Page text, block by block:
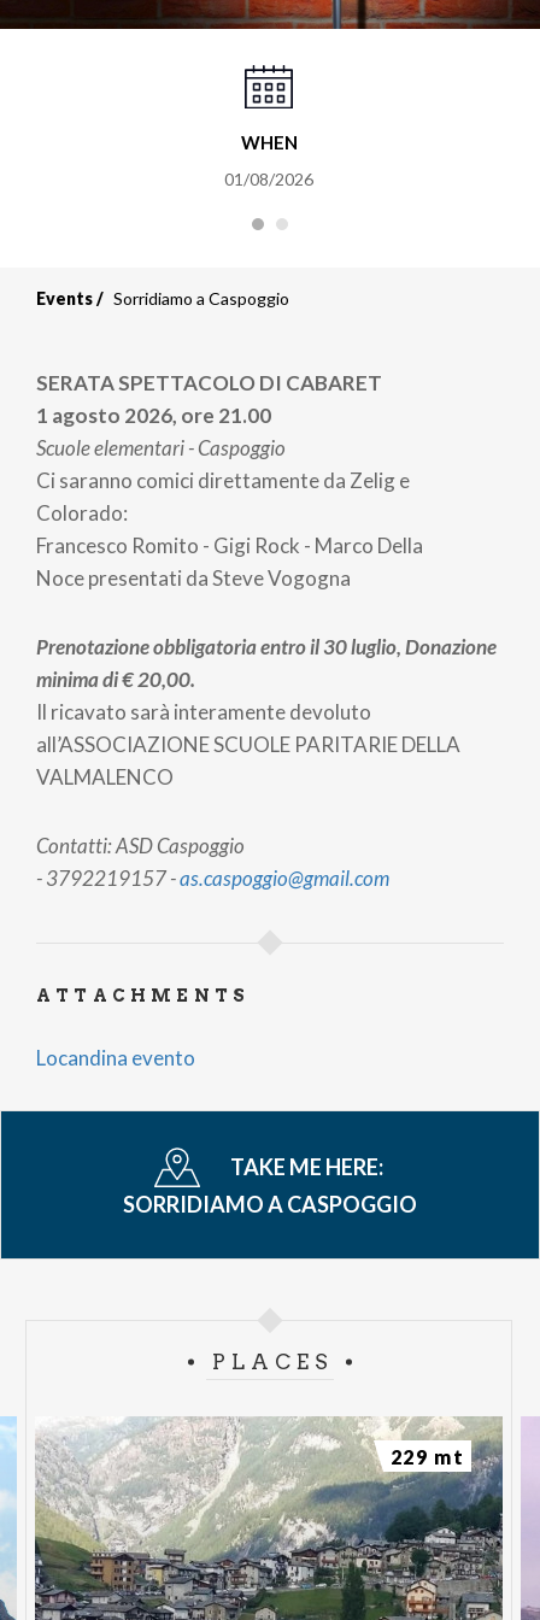
WHEN
01/08/2026
Events Sorridiamo a Caspoggio
SERATA SPETTACOLO DI CABARET
1 agosto 2026, ore 21.00
Scuole elementari - Caspoggio
Ci saranno comici direttamente da Zelig e
Colorado:
Francesco Romito - Gigi Rock - Marco Della
Nocepresentati da Steve Vogogna
Prenotazione obbligatoria entro il 30 luglio, Donazione
minima di € 20,00.
Il ricavato sarà interamente devoluto
all’ASSOCIAZIONE SCUOLE PARITARIE DELLA
VALMALENCO
Contatti: ASD Caspoggio
- 3792219157 -as.caspoggio@gmail.com
ATTACHMENTS
Locandina evento
TAKE ME HERE:
SORRIDIAMO A CASPOGGIO
PLACES
229 mt